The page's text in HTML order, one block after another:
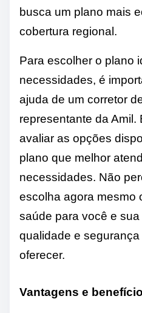
busca um plano mais
cobertura regional.
Para escolher o plano
necessidades, é
ajuda de um corretor
representante da Amil.
avaliar as opções
plano que melhor
necessidades. Não
escolha agora mesmo
saúde para você e
qualidade e
oferecer.
Vantagens e